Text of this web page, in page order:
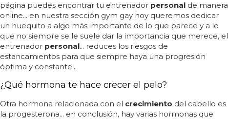
página puedes encontrar tu entrenador personalde manera
online... en nuestra sección gym gay hoy queremos dedicar
un huequito a algo más importante de lo que parece y a lo
que no siempre se le suele dar la importancia que merece, el
entrenador personal... reduces los riesgos de
estancamientos para que siempre haya una progresión
óptima y constante...
¿Qué hormona te hace crecer el pelo?
Otra hormona relacionada con el crecimiento del cabello es
la progesterona... en conclusión, hay varias hormonas que